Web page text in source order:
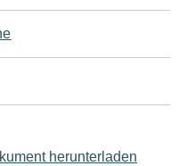
herunterladen